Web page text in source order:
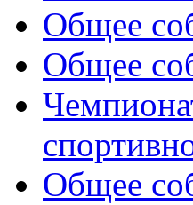
Общее
Общее
Общее